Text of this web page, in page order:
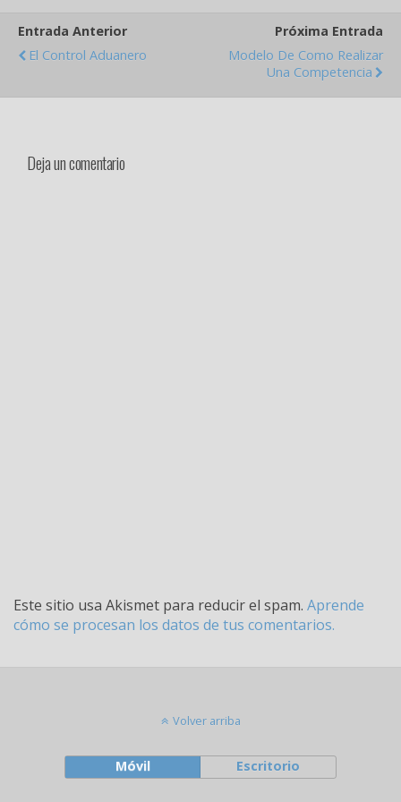
Entrada Anterior
El Control Aduanero
Próxima Entrada
Modelo De Como Realizar
Una Competencia
Deja un comentario
Este sitio usa Akismet para reducir el spam. Aprende
cómo se procesan los datos de tus comentarios.
Volver arriba
Móvil Escritorio